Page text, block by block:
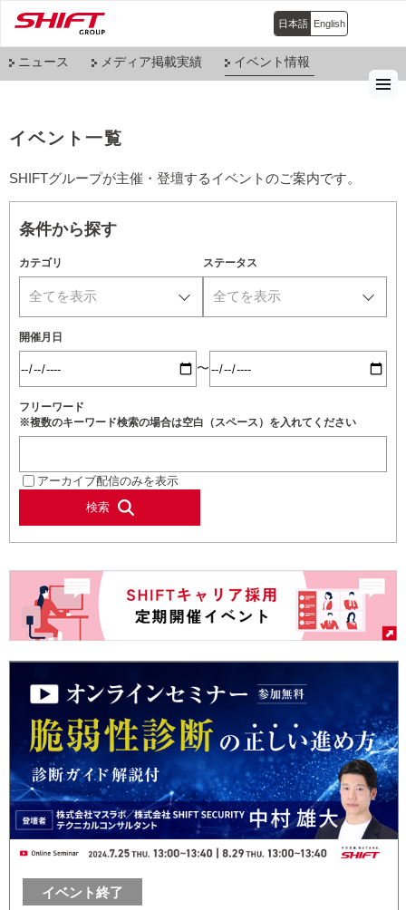
日本語 English
ニュース メディア掲載実績 イベント情報
イベント一覧
SHIFTグループが主催・登壇するイベントのご案内です。
条件から探す
カテゴリ
全てを表示
ステータス
全てを表示
開催月日
〜
フリーワード
※複数のキーワード検索の場合は空白（スペース）を入れてください
アーカイブ配信のみを表示
検索
イベント終了